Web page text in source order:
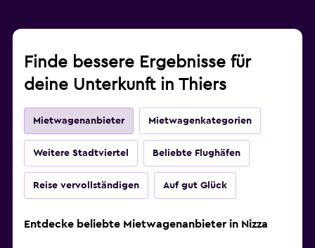
Finde bessere Ergebnisse für
deine Unterkunft in Thiers
Mietwagenanbieter Mietwagenkategorien
Weitere Stadtviertel Beliebte Flughäfen
Reise vervollständigen Auf gut Glück
Entdecke beliebte Mietwagenanbieter in Nizza